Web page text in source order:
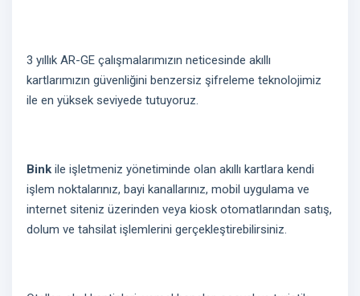
3 yıllık AR-GE çalışmalarımızın neticesinde akıllı
kartlarımızın güvenliğini benzersiz şifreleme teknolojimiz
ile en yüksek seviyede tutuyoruz.
Bink ile işletmeniz yönetiminde olan akıllı kartlara kendi
işlem noktalarınız, bayi kanallarınız, mobil uygulama ve
internet siteniz üzerinden veya kiosk otomatlarından satış,
dolum ve tahsilat işlemlerini gerçekleştirebilirsiniz.